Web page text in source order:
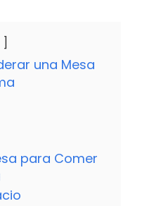
una Mesa
para Comer